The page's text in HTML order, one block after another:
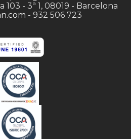
- 3ª 1, 08019 - Barcelona
- 932 506 723